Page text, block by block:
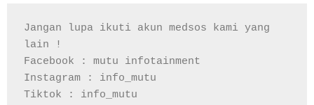
Jangan lupa ikuti akun medsos kami yang
lain !
Facebook : mutu infotainment
Instagram : info_mutu
Tiktok : info_mutu